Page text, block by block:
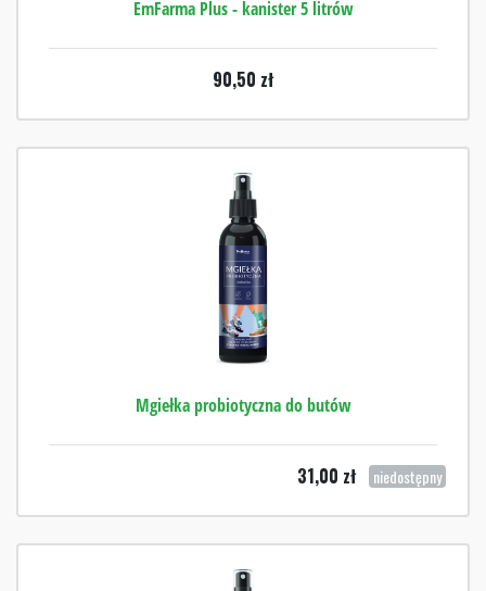
EmFarma Plus - kanister 5 litrów
90,50 zł
Mgiełka probiotyczna do butów
31,00 zł niedostępny